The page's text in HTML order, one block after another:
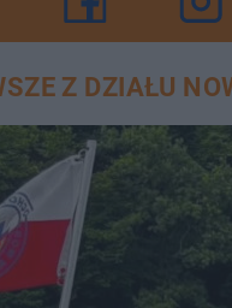
Z DZIAŁU